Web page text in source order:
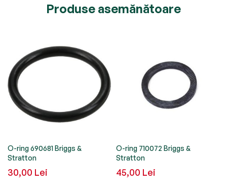
Produse asemănătoare
O-ring 690681 Briggs &
Stratton
30,00 Lei
O-ring 710072 Briggs &
Stratton
45,00 Lei